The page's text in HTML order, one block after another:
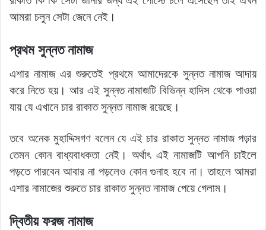
আমরা চলুন সেটা জেনে নেই।
প্রথম সুন্নত নামাজ
এশার নামাজ এর শুরুতেই প্রথমে আমাদেরকে সুন্নত নামাজ আদায়
করে নিতে হয়। আর এই সুন্নত নামাজটি বিভিন্ন হাদিস থেকে পাওয়া
যায় যে এখানে চার রাকাত সুন্নত নামাজ রয়েছে।
তবে অনেক মুহাদ্দিসগণ বলেন যে এই চার রাকাত সুন্নত নামাজ পড়ার
তেমন কোন বাধ্যবাধকতা নেই। অর্থাৎ এই নামাজটি আপনি চাইলে
পড়তে পারবেন আবার না পড়লেও কোন গুনাহ হবে না। তাহলে আমরা
এশার নামাজের শুরুতে চার রাকাত সুন্নত নামাজ পেয়ে গেলাম।
দ্বিতীয় ফরজ নামাজ